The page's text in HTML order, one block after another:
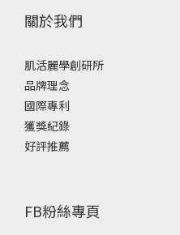
關於我們
肌活麗學創研所
品牌理念
國際專利
獲獎紀錄
好評推薦
FB粉絲專頁